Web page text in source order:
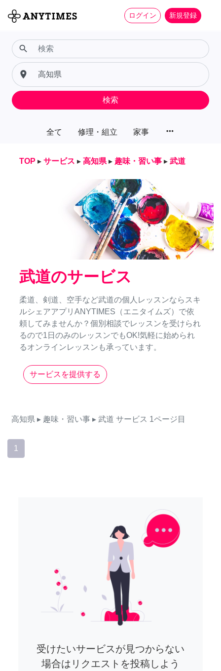
ログイン 新規登録
全て 修理・組立 家事 more_horiz
search
place
検索
TOP ▸ サービス ▸ 高知県 ▸ 趣味・習い事 ▸ 武道
武道のサービス
柔道、剣道、空手など武道の個人レッスンならスキ
ルシェアアプリANYTIMES（エニタイムズ）で依
頼してみませんか？個別相談でレッスンを受けられ
るので1日のみのレッスンでもOK!気軽に始められ
るオンラインレッスンも承っています。
サービスを提供する
高知県 ▸ 趣味・習い事 ▸ 武道 サービス 1ページ目
1
受けたいサービスが見つからない
場合はリクエストを投稿しよう